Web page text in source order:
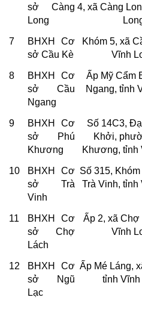
sở Càng
Long
4, xã Càng
7
BHXH Cơ
sở Cầu Kè
Khóm 5, xã
Vĩnh
8
BHXH Cơ
sở Cầu
Ngang
Ấp Mỹ Cẩm
Ngang, tỉnh
9
BHXH Cơ
sở Phú
Khương
Số 14C3,
Khởi,
Khương, tỉnh
10
BHXH Cơ
sở Trà
Vinh
Số 315,
Trà Vinh, tỉnh
11
BHXH Cơ
sở Chợ
Lách
Ấp 2, xã Chợ
Vĩnh
12
BHXH Cơ
sở Ngũ
Lạc
Ấp Mé Láng,
tỉnh Vĩnh